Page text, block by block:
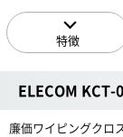
特徴
ELECOM KCT-
廉価ワイピングクロ